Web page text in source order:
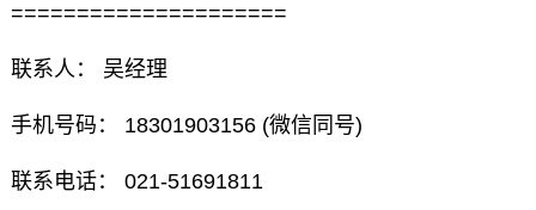
=====================
联系人： 吴经理
手机号码： 18301903156 (微信同号)
联系电话： 021-51691811